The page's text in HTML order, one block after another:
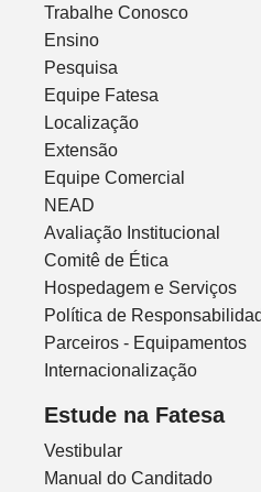
Trabalhe Conosco
Ensino
Pesquisa
Equipe Fatesa
Localização
Extensão
Equipe Comercial
NEAD
Avaliação Institucional
Comitê de Ética
Hospedagem e Serviços
Política de
Parceiros - Equipamentos
Internacionalização
Estude na Fatesa
Vestibular
Manual do Canditado